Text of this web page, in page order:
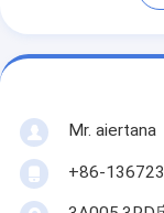
Mr. aiertana
+86-